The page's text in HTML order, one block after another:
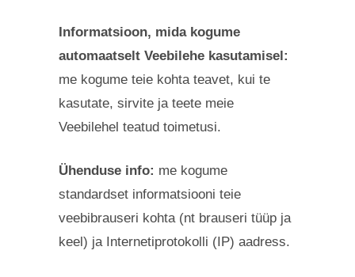
Informatsioon, mida kogume
automaatselt Veebilehe kasutamisel:
me kogume teie kohta teavet, kui te
kasutate, sirvite ja teete meie
Veebilehel teatud toimetusi.
Ühenduse info: me kogume
standardset informatsiooni teie
veebibrauseri kohta (nt brauseri tüüp ja
keel) ja Internetiprotokolli (IP) aadress.